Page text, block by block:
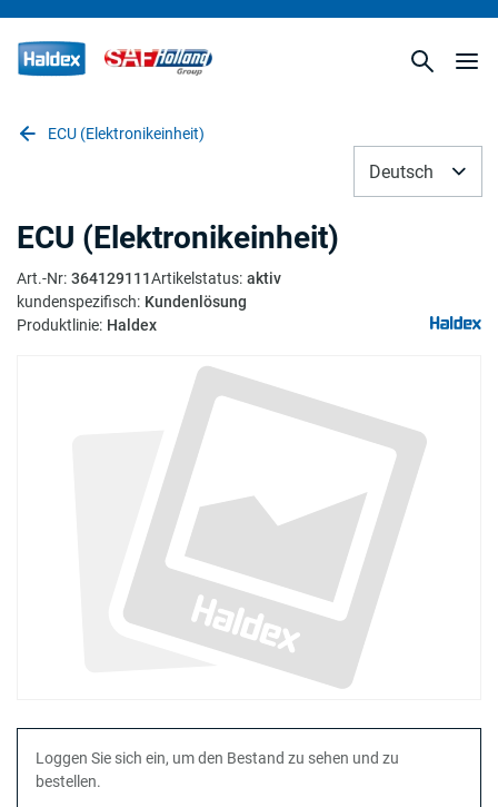
ECU (Elektronikeinheit)
Deutsch
ECU (Elektronikeinheit)
Art.-Nr: 364129111Artikelstatus: aktiv
kundenspezifisch: Kundenlösung
Produktlinie: Haldex
Loggen Sie sich ein, um den Bestand zu sehen und zu
bestellen.